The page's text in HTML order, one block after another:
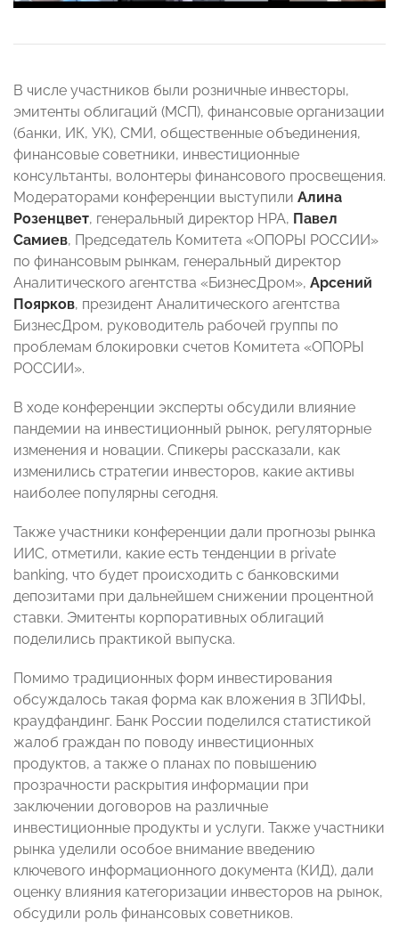
В числе участников были розничные инвесторы,
эмитенты облигаций (МСП), финансовые организации
(банки, ИК, УК), СМИ, общественные объединения,
финансовые советники, инвестиционные
консультанты, волонтеры финансового просвещения.
Модераторами конференции выступили Алина
Розенцвет, генеральный директор НРА, Павел
Самиев, Председатель Комитета «ОПОРЫ РОССИИ»
по финансовым рынкам, генеральный директор
Аналитического агентства «БизнесДром», Арсений
Поярков, президент Аналитического агентства
БизнесДром, руководитель рабочей группы по
проблемам блокировки счетов Комитета «ОПОРЫ
РОССИИ».
В ходе конференции эксперты обсудили влияние
пандемии на инвестиционный рынок, регуляторные
изменения и новации. Спикеры рассказали, как
изменились стратегии инвесторов, какие активы
наиболее популярны сегодня.
Также участники конференции дали прогнозы рынка
ИИС, отметили, какие есть тенденции в private
banking, что будет происходить с банковскими
депозитами при дальнейшем снижении процентной
ставки. Эмитенты корпоративных облигаций
поделились практикой выпуска.
Помимо традиционных форм инвестирования
обсуждалось такая форма как вложения в ЗПИФЫ,
краудфандинг. Банк России поделился статистикой
жалоб граждан по поводу инвестиционных
продуктов, а также о планах по повышению
прозрачности раскрытия информации при
заключении договоров на различные
инвестиционные продукты и услуги. Также участники
рынка уделили особое внимание введению
ключевого информационного документа (КИД), дали
оценку влияния категоризации инвесторов на рынок,
обсудили роль финансовых советников.